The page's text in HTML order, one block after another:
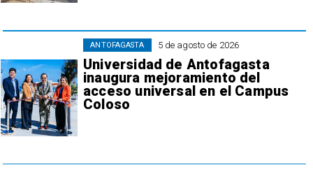
5 de agosto de 2026
Universidad de Antofagasta
inaugura mejoramiento del
acceso universal en el Campus
Coloso
ANTOFAGASTA